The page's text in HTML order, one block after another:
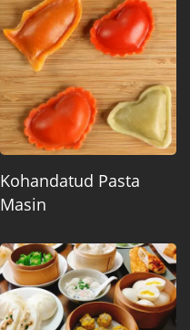
Kohandatud Pasta
Masin